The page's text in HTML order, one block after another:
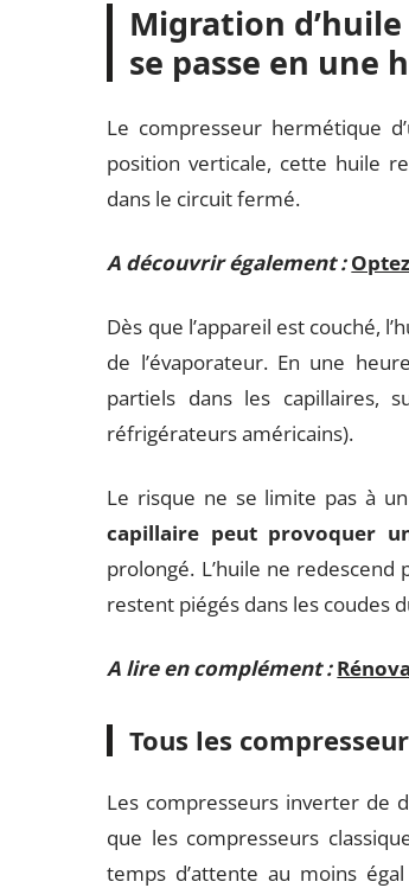
Migration
se passe en une
Le compresseur hermétique
position verticale, cette huile
dans le circuit fermé.
A découvrir également :
Dès que l’appareil est couché,
de l’évaporateur. En une
partiels dans les capillaires,
réfrigérateurs américains).
Le risque ne se limite pas à
capillaire peut provoquer
prolongé. L’huile ne
restent piégés dans les coudes
A lire en complément :
Tous les
Les compresseurs inverter de
que les compresseurs
temps d’attente au moins